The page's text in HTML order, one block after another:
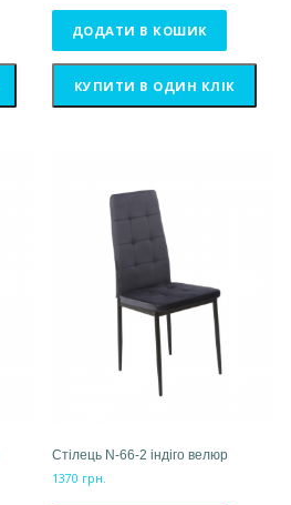
ДОДАТИ В КОШИК
КУПИТИ В ОДИН КЛІК
Стілець N-66-2 індіго велюр
1370 грн.